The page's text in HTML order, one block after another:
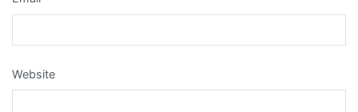
Website